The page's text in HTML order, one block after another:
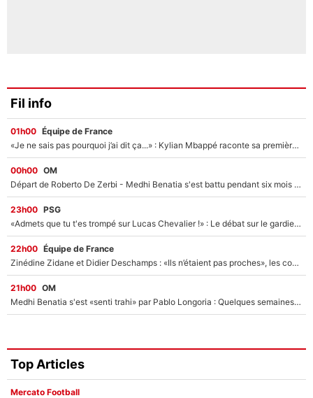
Fil info
01h00 Équipe de France
«Je ne sais pas pourquoi j’ai dit ça...» : Kylian Mbappé raconte sa première rencontre avec Zinédine Zidane (et c’est très drôle)
00h00 OM
Départ de Roberto De Zerbi - Medhi Benatia s'est battu pendant six mois pour le retenir à l'OM, le PSG a été le naufrage de trop : «Je pars avec toi»
23h00 PSG
«Admets que tu t'es trompé sur Lucas Chevalier !» : Le débat sur le gardien du PSG vire au clash à l'After Foot
22h00 Équipe de France
Zinédine Zidane et Didier Deschamps : «Ils n’étaient pas proches», les confidences d’un membre de l’équipe de France 1998 sur leur relation spéciale
21h00 OM
Medhi Benatia s'est «senti trahi» par Pablo Longoria : Quelques semaines après son départ, l'ancien directeur de football de l'OM règle ses comptes
Top Articles
Mercato Football